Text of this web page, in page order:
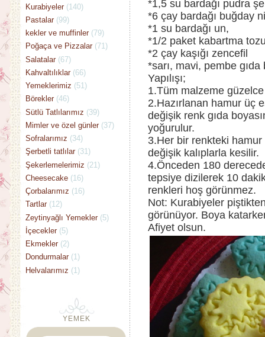
*1,5 su bardağı pudra
*6 çay bardağı buğday
*1 su bardağı un,
*1/2 paket kabartma
*2 çay kaşığı zencefil
*sarı, mavi, pembe gıda
Yapılışı;
1.Tüm malzeme
2.Hazırlanan hamur üç
değişik renk gıda
yoğurulur.
3.Her bir renkteki hamur
değişik kalıplarla kesilir.
4.Önceden 180 derecede
tepsiye dizilerek 10
renkleri hoş görünmez.
Not: Kurabiyeler
görünüyor. Boya
Afiyet olsun.
Kurabiyeler (140)
Pastalar (99)
kekler ve muffinler (79)
Poğaça ve Pizzalar (71)
Salatalar (67)
Kahvaltılıklar (66)
Yemeklerimiz (51)
Börekler (46)
Sütlü Tatlılarımız (39)
Mimler ve özel günler (37)
Sofralarımız (34)
Şerbetli tatlılar (31)
Şekerlemelerimiz (21)
Cheesecake (16)
Çorbalarımız (16)
Tartlar (12)
Zeytinyağlı Yemekler (5)
İçecekler (5)
Ekmekler (2)
Dondurmalar (1)
Helvalarımız (1)
YEMEK